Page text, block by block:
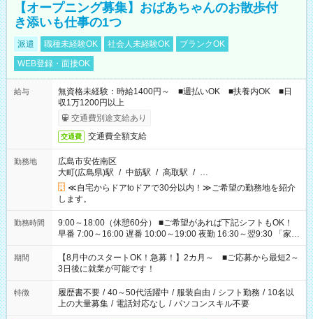
【オープニング募集】おばあちゃんのお散歩付
き添いも仕事の1つ
派遣 職種未経験OK 社会人未経験OK
ブランクOK
WEB登録・面接OK
給与
無資格未経験：時給1400円～ ■週払いOK ■扶養内OK ■日
収1万1200円以上
交通費別途支給あり
交通費 交通費全額支給
勤務地
広島市安佐南区
大町(広島県)駅 / 中筋駅 / 高取駅 / …
≪自宅からドアtoドアで30分以内！≫ご希望の勤務地を紹介
します。
勤務時間
9:00～18:00（休憩60分） ■ご希望があれば下記シフトもOK！
早番 7:00～16:00 遅番 10:00～19:00 夜勤 16:30～翌9:30 「家族
と休みを合わせたい」 「余裕を持って夕飯の準備がしたい」
「できれば残業はしたくない」 など、ご希望を教えてください
ね。 ※Wワーク希望の方へ 今ご覧のお仕事で希望する勤務時間
と、もう1つのお仕事の勤務時間。 合計で週40時間を超える場
合は応募できません。
期間
【8月中のスタートOK！急募！】2カ月～ ■ご応募から最短2～
3日後に就業が可能です！
特徴 履歴書不要 / 40～50代活躍中 / 服装自由 / シフト勤務 / 10名以
上の大量募集 / 電話対応なし / パソコンスキル不要